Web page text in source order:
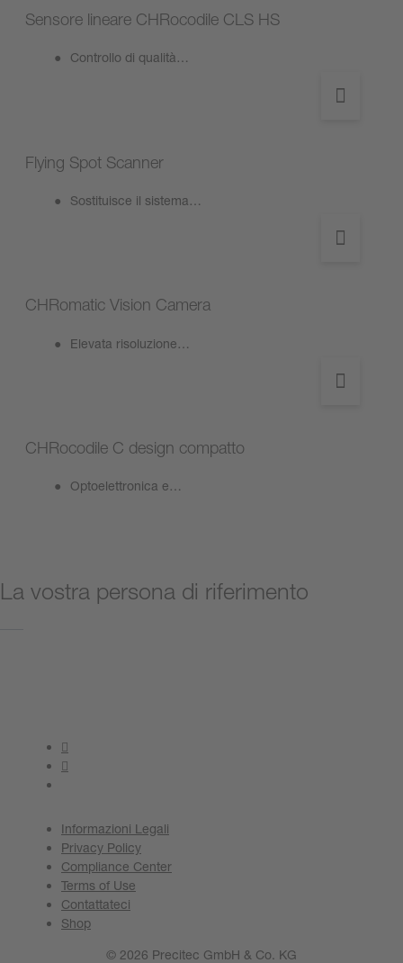
Sensore lineare CHRocodile CLS HS
Controllo di qualità…
Flying Spot Scanner
Sostituisce il sistema…
CHRomatic Vision Camera
Elevata risoluzione…
CHRocodile C design compatto
Optoelettronica e…
La vostra persona di riferimento
Informazioni Legali
Privacy Policy
Compliance Center
Terms of Use
Contattateci
Shop
© 2026 Precitec GmbH & Co. KG